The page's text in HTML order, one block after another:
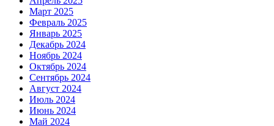
Март 2025
Февраль 2025
Январь 2025
Декабрь 2024
Ноябрь 2024
Октябрь 2024
Сентябрь 2024
Август 2024
Июль 2024
Июнь 2024
Май 2024